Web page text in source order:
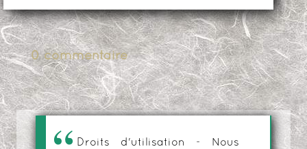
0 commentaire
Droits d'utilisation - Nous